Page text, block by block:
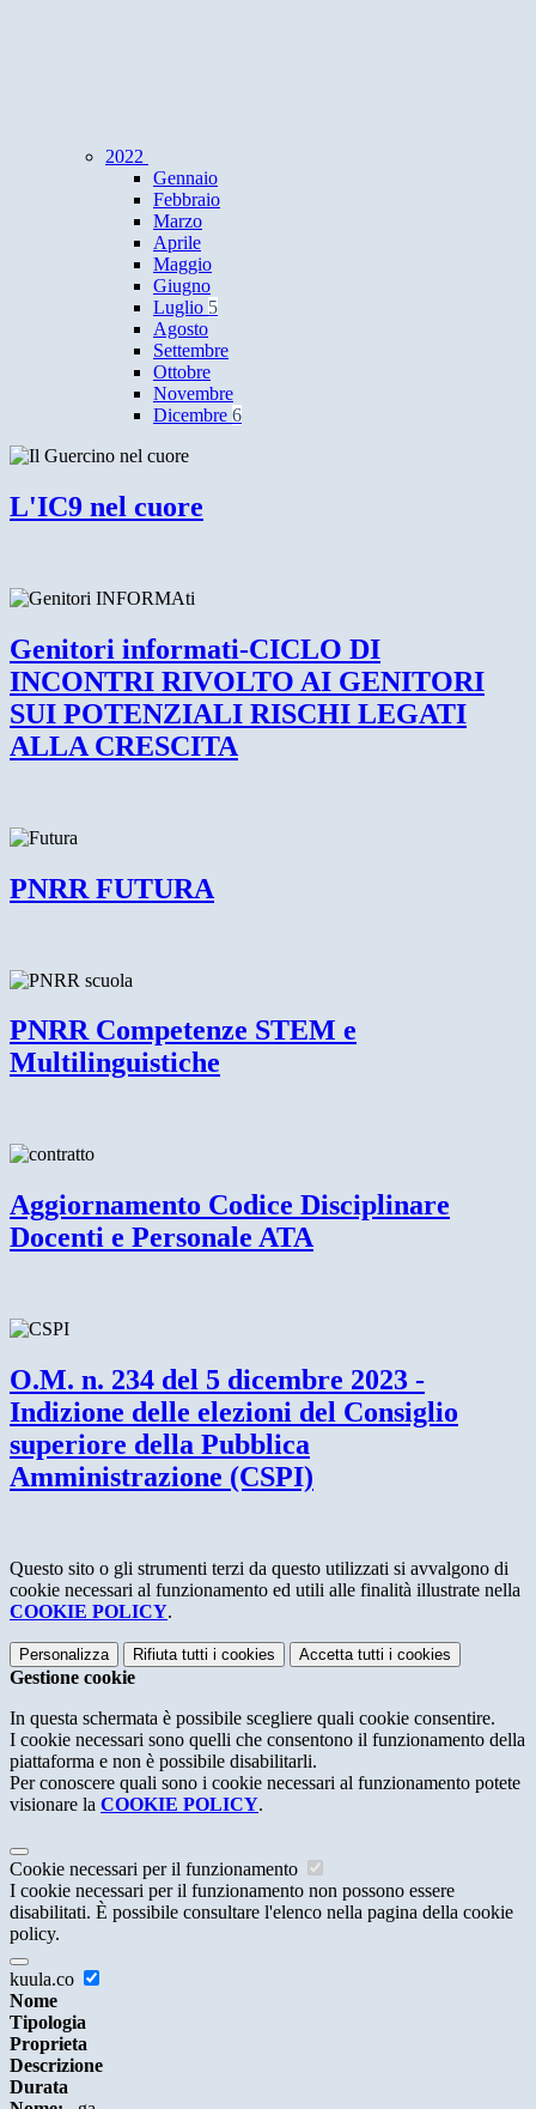
2022
Gennaio
Febbraio
Marzo
Aprile
Maggio
Giugno
Luglio 5
Agosto
Settembre
Ottobre
Novembre
Dicembre 6
L'IC9 nel cuore
Genitori informati-CICLO DI
INCONTRI RIVOLTO AI GENITORI
SUI POTENZIALI RISCHI LEGATI
ALLA CRESCITA
PNRR FUTURA
PNRR Competenze STEM e
Multilinguistiche
Aggiornamento Codice Disciplinare
Docenti e Personale ATA
O.M. n. 234 del 5 dicembre 2023 -
Indizione delle elezioni del Consiglio
superiore della Pubblica
Amministrazione (CSPI)
Questo sito o gli strumenti terzi da questo utilizzati si avvalgono di
cookie necessari al funzionamento ed utili alle finalità illustrate nella
COOKIE POLICY.
Personalizza Rifiuta tutti i cookies Accetta tutti i cookies
Gestione cookie
In questa schermata è possibile scegliere quali cookie consentire.
I cookie necessari sono quelli che consentono il funzionamento della
piattaforma e non è possibile disabilitarli.
Per conoscere quali sono i cookie necessari al funzionamento potete
visionare la COOKIE POLICY.
Cookie necessari per il funzionamento
I cookie necessari per il funzionamento non possono essere
disabilitati. È possibile consultare l'elenco nella pagina della cookie
policy.
kuula.co
Nome
Tipologia
Proprieta
Descrizione
Durata